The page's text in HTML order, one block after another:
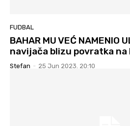
FUDBAL
BAHAR MU VEĆ NAMENIO
navijača blizu povratka na
Stefan - 25 Jun 2023. 20:10